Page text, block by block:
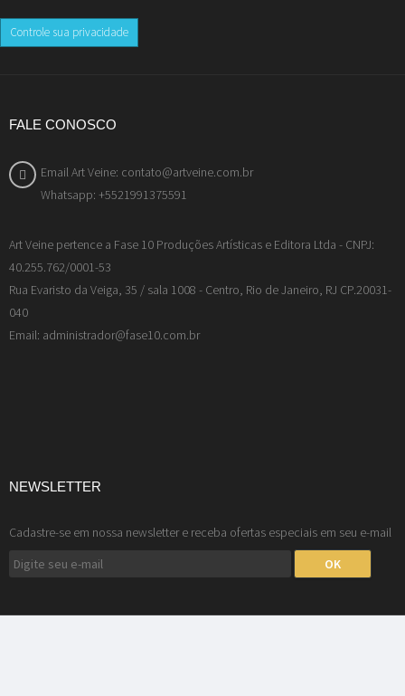
Controle sua privacidade
FALE CONOSCO
Email Art Veine: contato@artveine.com.br
Whatsapp: +5521991375591
Art Veine pertence a Fase 10 Produções Artísticas e Editora Ltda - CNPJ:
40.255.762/0001-53
Rua Evaristo da Veiga, 35 / sala 1008 - Centro, Rio de Janeiro, RJ CP.20031-
040
Email: administrador@fase10.com.br
NEWSLETTER
Cadastre-se em nossa newsletter e receba ofertas especiais em seu e-mail